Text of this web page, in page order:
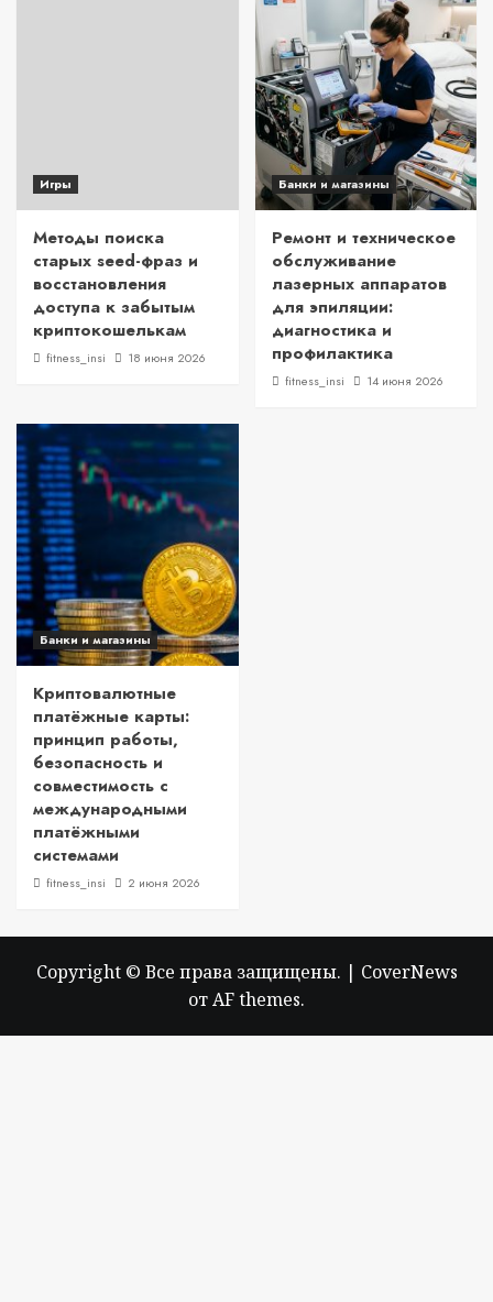
Игры
Методы поиска
старых seed-фраз и
восстановления
доступа к забытым
криптокошелькам
fitness_insi 18 июня 2026
Банки и магазины
Ремонт и техническое
обслуживание
лазерных аппаратов
для эпиляции:
диагностика и
профилактика
fitness_insi 14 июня 2026
Банки и магазины
Криптовалютные
платёжные карты:
принцип работы,
безопасность и
совместимость с
международными
платёжными
системами
fitness_insi 2 июня 2026
Copyright © Все права защищены. | CoverNews
от AF themes.